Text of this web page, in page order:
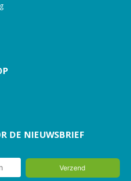
DE NIEUWSBRIEF
Verzend